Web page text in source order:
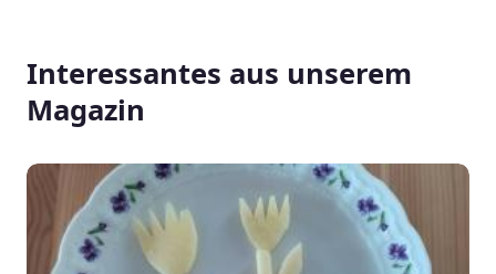
Interessantes aus unserem
Magazin